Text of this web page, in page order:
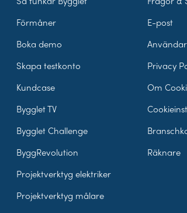
Förmåner
Boka demo
Skapa testkonto
Kundcase
Bygglet TV
Bygglet Challenge
ByggRevolution
Projektverktyg elektriker
Projektverktyg målare
E-post
Privacy
Om
Räknare